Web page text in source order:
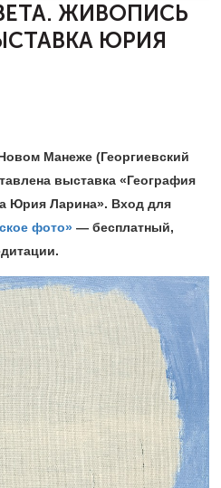
ЖИВОПИСЬ
ЮРИЯ
Манеже (Георгиевский
выставка «География
Юрия Ларина». Вход для
фото» — бесплатный,